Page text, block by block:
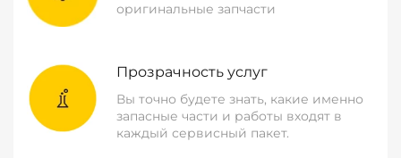
оригинальные запчасти
Прозрачность услуг
Вы точно будете знать, какие именно
запасные части и работы входят в
каждый сервисный пакет.